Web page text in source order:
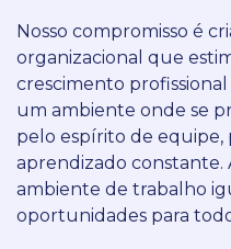
Nosso compromisso é
organizacional que
crescimento
um ambiente onde se
pelo espírito de equipe,
aprendizado constante.
ambiente de trabalho
oportunidades para